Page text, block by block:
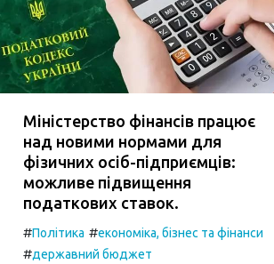
Міністерство фінансів працює
над новими нормами для
фізичних осіб-підприємців:
можливе підвищення
податкових ставок.
#Політика #економіка, бізнес та фінанси
#державний бюджет